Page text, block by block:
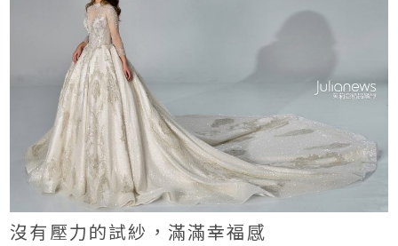
Read More
沒有壓力的試紗，滿滿幸福感